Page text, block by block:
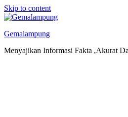
Skip to content
Gemalampung
Menyajikan Informasi Fakta ,Akurat